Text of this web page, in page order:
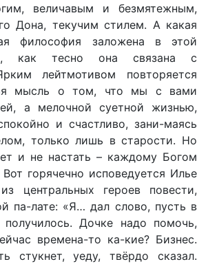
величавым и безмятежным,
Дона, текучим стилем. А какая
философия заложена в этой
как тесно она связана с
лейтмотивом повторяется
мысль о том, что мы с вами
а мелочной суетной жизнью,
и счастливо, зани-маясь
только лишь в старости. Но
и не настать – каждому Богом
горячечно исповедуется Илье
центральных героев повести,
па-лате: «Я… дал слово, пусть в
Дочке надо помочь,
времена-то ка-кие? Бизнес.
стукнет, уеду, твёрдо сказал.